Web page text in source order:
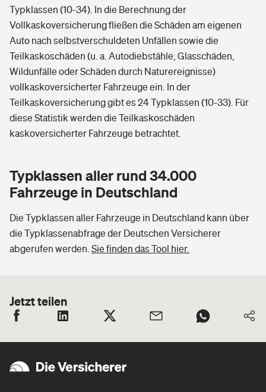
Typklassen (10-34). In die Berechnung der
Vollkaskoversicherung fließen die Schäden am eigenen
Auto nach selbstverschuldeten Unfällen sowie die
Teilkaskoschäden (u. a. Autodiebstähle, Glasschäden,
Wildunfälle oder Schäden durch Naturereignisse)
vollkaskoversicherter Fahrzeuge ein. In der
Teilkaskoversicherung gibt es 24 Typklassen (10-33). Für
diese Statistik werden die Teilkaskoschäden
kaskoversicherter Fahrzeuge betrachtet.
Typklassen aller rund 34.000
Fahrzeuge in Deutschland
Die Typklassen aller Fahrzeuge in Deutschland kann über
die Typklassenabfrage der Deutschen Versicherer
abgerufen werden. Sie finden das Tool hier.
Jetzt teilen